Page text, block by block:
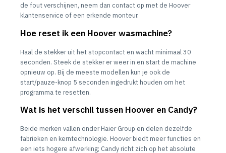
de fout verschijnen, neem dan contact op met de Hoover
klantenservice of een erkende monteur.
Hoe reset ik een Hoover wasmachine?
Haal de stekker uit het stopcontact en wacht minimaal 30
seconden. Steek de stekker er weer in en start de machine
opnieuw op. Bij de meeste modellen kun je ook de
start/pauze-knop 5 seconden ingedrukt houden om het
programma te resetten.
Wat is het verschil tussen Hoover en Candy?
Beide merken vallen onder Haier Group en delen dezelfde
fabrieken en kerntechnologie. Hoover biedt meer functies en
een iets hogere afwerking; Candy richt zich op het absolute